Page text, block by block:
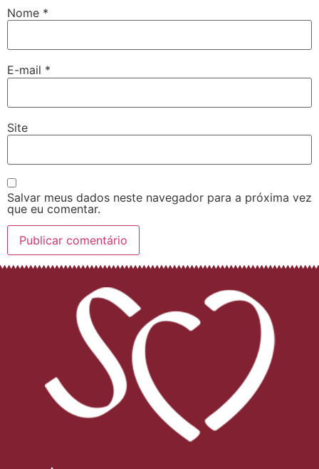
Nome *
E-mail *
Site
Salvar meus dados neste navegador para a próxima vez
que eu comentar.